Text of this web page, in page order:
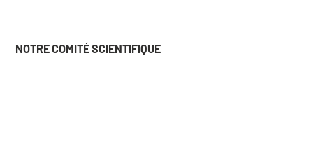
NOTRE COMITÉ SCIENTIFIQUE